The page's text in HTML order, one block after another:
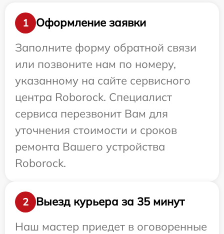
1
Оформление заявки
Заполните форму обратной связи
или позвоните нам по номеру,
указанному на сайте сервисного
центра Roborock. Специалист
сервиса перезвонит Вам для
уточнения стоимости и сроков
ремонта Вашего устройства
Roborock.
2
Выезд курьера за 35 минут
Наш мастер приедет в оговоренные